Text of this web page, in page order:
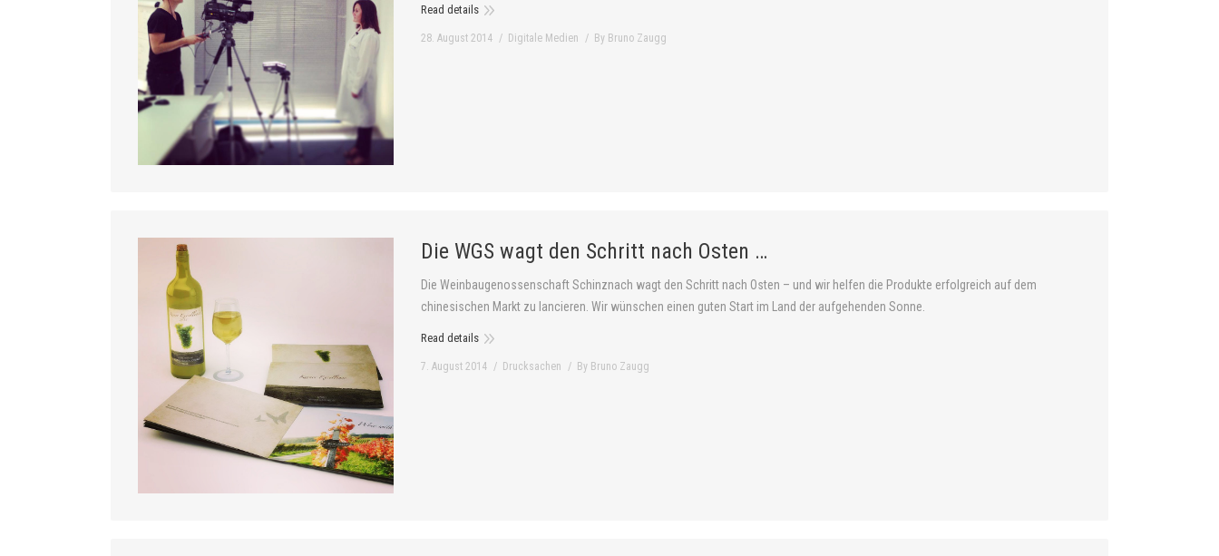
Read details
28. August 2014 Digitale Medien By Bruno Zaugg
Die WGS wagt den Schritt nach Osten …
Die Weinbaugenossenschaft Schinznach wagt den Schritt nach Osten – und wir helfen die Produkte erfolgreich auf dem
chinesischen Markt zu lancieren. Wir wünschen einen guten Start im Land der aufgehenden Sonne.
Read details
7. August 2014 Drucksachen By Bruno Zaugg